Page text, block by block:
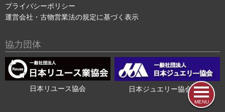
MENU
プライバシーポリシー
運営会社・古物営業法の規定に基づく表示
協力団体
日本リユース協会 日本ジュエリー協会会員